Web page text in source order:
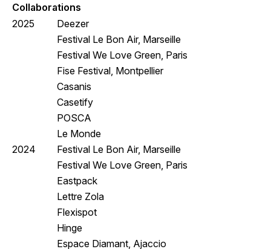
Collaborations
2025
Deezer
Festival Le Bon Air, Marseille
Festival We Love Green, Paris
Fise Festival, Montpellier
Casanis
Casetify
POSCA
Le Monde
2024
Festival Le Bon Air, Marseille
Festival We Love Green, Paris
Eastpack
Lettre Zola
Flexispot
Hinge
Espace Diamant, Ajaccio